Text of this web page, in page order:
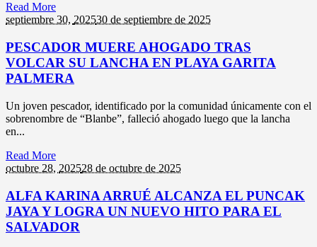
Read More
septiembre 30, 202530 de septiembre de 2025
PESCADOR MUERE AHOGADO TRAS
VOLCAR SU LANCHA EN PLAYA GARITA
PALMERA
Un joven pescador, identificado por la comunidad únicamente con el
sobrenombre de “Blanbe”, falleció ahogado luego que la lancha
en...
Read More
octubre 28, 202528 de octubre de 2025
ALFA KARINA ARRUÉ ALCANZA EL PUNCAK
JAYA Y LOGRA UN NUEVO HITO PARA EL
SALVADOR